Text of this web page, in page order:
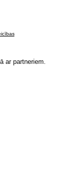
ar partneriem.